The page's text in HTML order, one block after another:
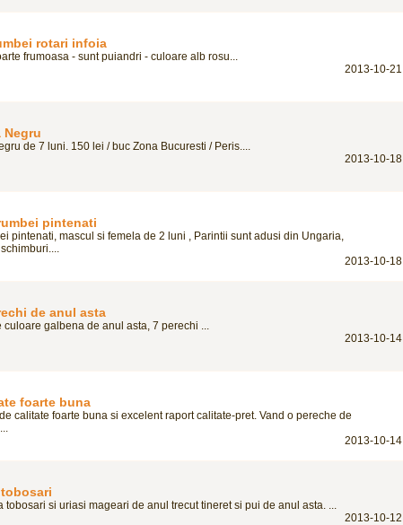
rotari infoia
frumoasa - sunt puiandri - culoare alb rosu...
2013-10-21
Negru
de 7 luni. 150 lei / buc Zona Bucuresti / Peris....
2013-10-18
pintenati
pintenati, mascul si femela de 2 luni , Parintii sunt adusi din Ungaria,
2013-10-18
de anul asta
galbena de anul asta, 7 perechi ...
2013-10-14
foarte buna
calitate foarte buna si excelent raport calitate-pret. Vand o pereche de
2013-10-14
si uriasi mageari de anul trecut tineret si pui de anul asta. ...
2013-10-12